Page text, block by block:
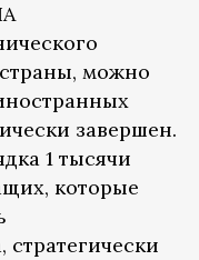
можно
завершен.
1 тысячи
которые